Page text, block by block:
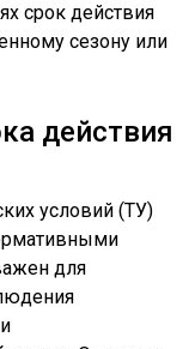
срок действия
сезону или
действия
условий (ТУ)
для